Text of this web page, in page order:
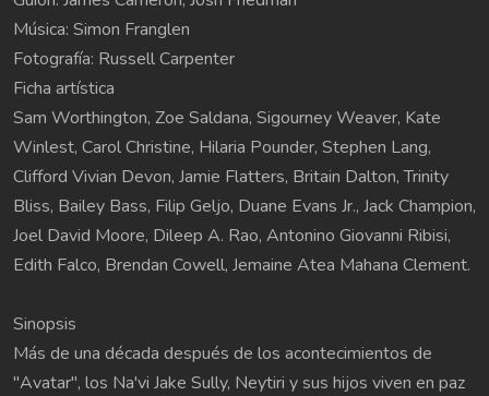
Música: Simon Franglen
Fotografía: Russell Carpenter
Ficha artística
Sam Worthington, Zoe Saldana, Sigourney Weaver, Kate
Winlest, Carol Christine, Hilaria Pounder, Stephen Lang,
Clifford Vivian Devon, Jamie Flatters, Britain Dalton, Trinity
Bliss, Bailey Bass, Filip Geljo, Duane Evans Jr., Jack Champion,
Joel David Moore, Dileep A. Rao, Antonino Giovanni Ribisi,
Edith Falco, Brendan Cowell, Jemaine Atea Mahana Clement.
Sinopsis
Más de una década después de los acontecimientos de
"Avatar", los Na'vi Jake Sully, Neytiri y sus hijos viven en paz